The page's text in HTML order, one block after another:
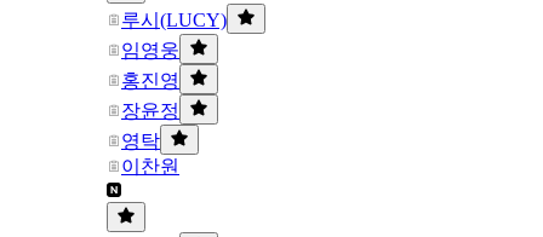
루시(LUCY)
임영웅
홍진영
장윤정
영탁
이찬원